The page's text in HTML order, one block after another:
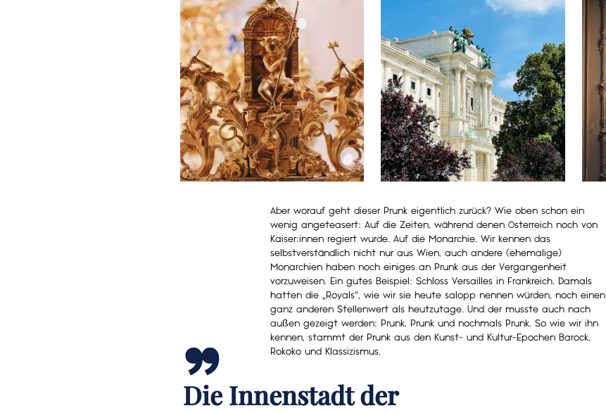
Aber worauf geht dieser Prunk eigentlich zurück? Wie oben schon ein
wenig angeteasert: Auf die Zeiten, während denen Österreich noch von
Kaiser:innen regiert wurde. Auf die Monarchie. Wir kennen das
selbstverständlich nicht nur aus Wien, auch andere (ehemalige)
Monarchien haben noch einiges an Prunk aus der Vergangenheit
vorzuweisen. Ein gutes Beispiel: Schloss Versailles in Frankreich. Damals
hatten die „Royals“, wie wir sie heute salopp nennen würden, noch einen
ganz anderen Stellenwert als heutzutage. Und der musste auch nach
außen gezeigt werden: Prunk, Prunk und nochmals Prunk. So wie wir ihn
kennen, stammt der Prunk aus den Kunst- und Kultur-Epochen Barock,
Rokoko und Klassizismus.
„
Die Innenstadt der